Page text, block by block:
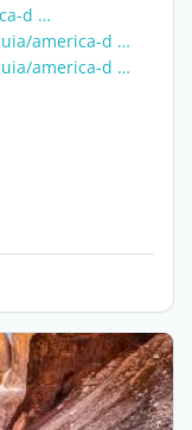
d …
america-d …
america-d …